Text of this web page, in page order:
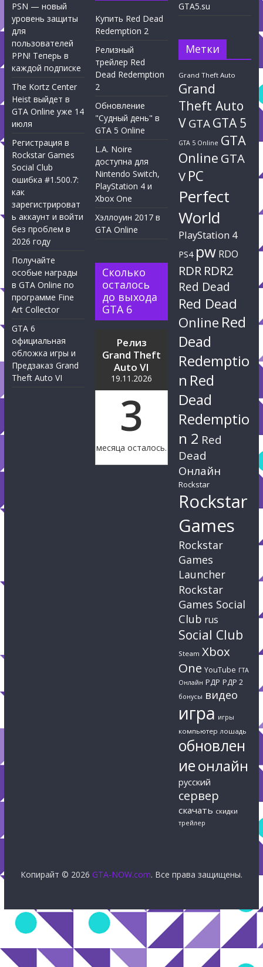
PSN — новый
уровень защиты
для
пользователей
PPN! Теперь в
каждой подписке
The Kortz Center
Heist выйдет в
GTA Online уже 14
июля
Регистрация в
Rockstar Games
Social Club
ошибка #1.500.7:
как
зарегистрироват
ь аккаунт и войти
без проблем в
2026 году
Получайте
особые награды
в GTA Online по
программе Fine
Art Collector
GTA 6
официальная
обложка игры и
Предзаказ Grand
Theft Auto VI
Купить Red Dead
Redemption 2
Релизный
трейлер Red
Dead Redemption
2
Обновление
"Судный день" в
GTA 5 Online
L.A. Noire
доступна для
Nintendo Switch,
PlayStation 4 и
Xbox One
Хэллоуин 2017 в
GTA Online
Сколько
осталось
до выхода
GTA 6
Релиз
Grand Theft
Auto VI
19.11.2026
3
месяца осталось.
GTA5.su
Метки
Grand Theft Auto
Grand
Theft Auto
VGTAGTA 5
GTA 5 Online GTA
Online GTA
V PC
Perfect
World
PlayStation 4
PS4 pw RDO
RDR RDR2
Red Dead
Red Dead
Online Red
Dead
Redemptio
n Red
Dead
Redemptio
n 2 Red
Dead
Онлайн
Rockstar
Rockstar
Games
Rockstar
Games
Launcher
Rockstar
Games Social
Club rus
Social Club
Steam Xbox
One YouTube ГТА
Онлайн РДР РДР 2
бонусы видео
игра игры
компьютер лошадь
обновлен
иеонлайн
русский
сервер
скачать скидки
трейлер
Копирайт © 2026 GTA-NOW.com. Все права защищены.